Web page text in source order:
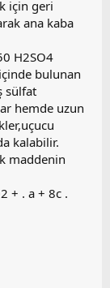
için geri
ana kaba
H2SO4
bulunan
sülfat
hemde uzun
kalabilir.
maddenin
+ . a + 8c .